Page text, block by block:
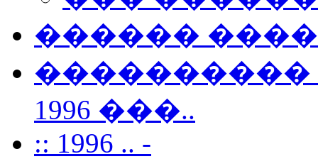
������
����������
1996 ���..
:: 1996 .. -